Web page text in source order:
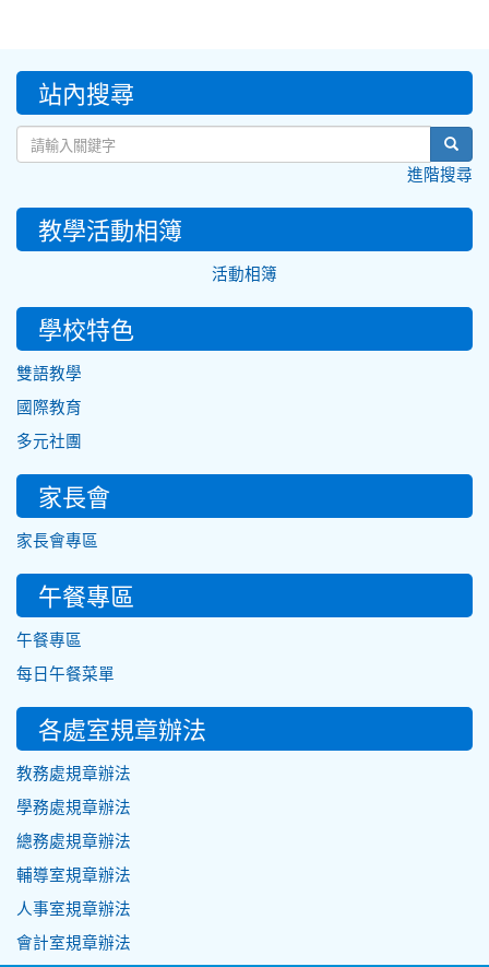
::: 站內搜尋
進階搜尋
教學活動相簿
活動相簿
學校特色
雙語教學
國際教育
多元社團
家長會
家長會專區
午餐專區
午餐專區
每日午餐菜單
各處室規章辦法
教務處規章辦法
學務處規章辦法
總務處規章辦法
輔導室規章辦法
人事室規章辦法
會計室規章辦法